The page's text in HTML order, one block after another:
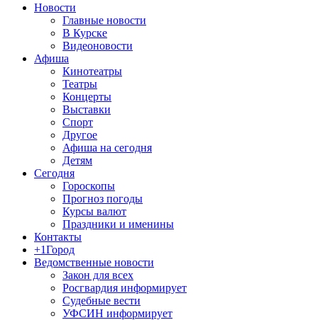
Новости
Главные новости
В Курске
Видеоновости
Афиша
Кинотеатры
Театры
Концерты
Выставки
Спорт
Другое
Афиша на сегодня
Детям
Сегодня
Гороскопы
Прогноз погоды
Курсы валют
Праздники и именины
Контакты
+1Город
Ведомственные новости
Закон для всех
Росгвардия информирует
Судебные вести
УФСИН информирует